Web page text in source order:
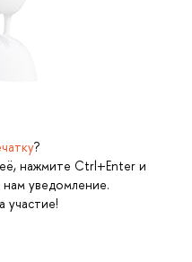
?
нажмите Ctrl+Enter и
нам уведомление.
участие!